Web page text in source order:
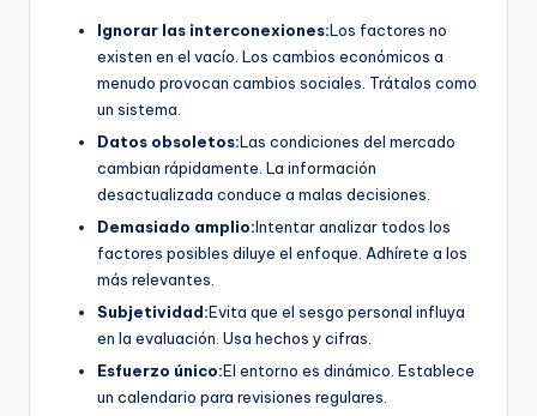
Ignorar las interconexiones:Los factores no
existen en el vacío. Los cambios económicos a
menudo provocan cambios sociales. Trátalos como
un sistema.
Datos obsoletos:Las condiciones del mercado
cambian rápidamente. La información
desactualizada conduce a malas decisiones.
Demasiado amplio:Intentar analizar todos los
factores posibles diluye el enfoque. Adhírete a los
más relevantes.
Subjetividad:Evita que el sesgo personal influya
en la evaluación. Usa hechos y cifras.
Esfuerzo único:El entorno es dinámico. Establece
un calendario para revisiones regulares.